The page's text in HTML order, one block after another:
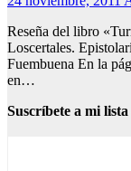
Reseña del libro
Loscertales.
Fuembuena En la
en…
Suscríbete a mi